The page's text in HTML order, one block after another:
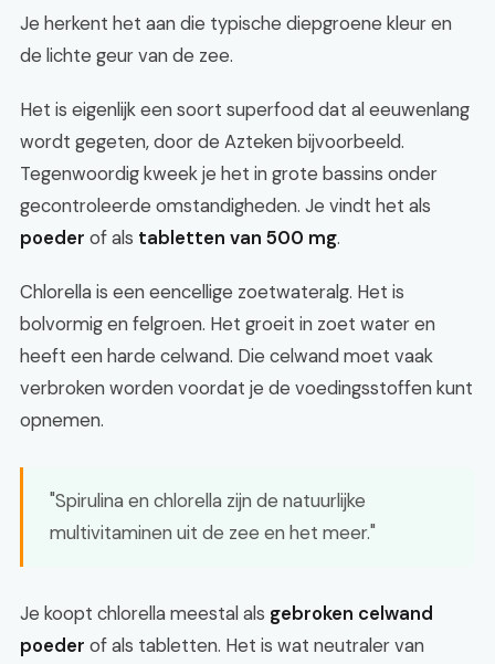
Je herkent het aan die typische diepgroene kleur en
de lichte geur van de zee.
Het is eigenlijk een soort superfood dat al eeuwenlang
wordt gegeten, door de Azteken bijvoorbeeld.
Tegenwoordig kweek je het in grote bassins onder
gecontroleerde omstandigheden. Je vindt het als
poeder of als tabletten van 500 mg.
Chlorella is een eencellige zoetwateralg. Het is
bolvormig en felgroen. Het groeit in zoet water en
heeft een harde celwand. Die celwand moet vaak
verbroken worden voordat je de voedingsstoffen kunt
opnemen.
"Spirulina en chlorella zijn de natuurlijke
multivitaminen uit de zee en het meer."
Je koopt chlorella meestal als gebroken celwand
poeder of als tabletten. Het is wat neutraler van